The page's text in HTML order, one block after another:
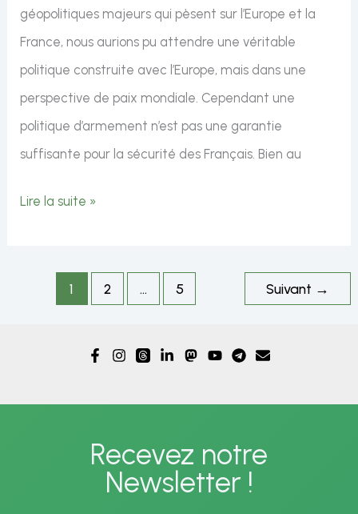
sécurité
géopolitiques majeurs qui pèsent sur l’Europe et la
France, nous aurions pu attendre une véritable
politique construite avec l’Europe, mais dans une
perspective de paix mondiale. Cependant une
politique d’armement n’est pas une garantie
suffisante pour la sécurité des Français. Bien au
Intervention
Lire la suite »
1 2 … 5 Suivant →
Recevez notre
Newsletter !